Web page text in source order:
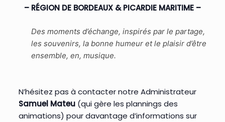
– RÉGION DE BORDEAUX & PICARDIE MARITIME –
Des moments d’échange, inspirés par le partage,
les souvenirs, la bonne humeur et le plaisir d’être
ensemble, en, musique.
N’hésitez pas à contacter notre Administrateur
Samuel Mateu(qui gère les plannings des
animations) pour davantage d’informations sur